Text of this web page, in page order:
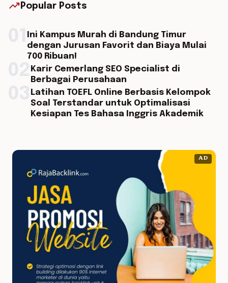
trending_up Popular Posts
Ini Kampus Murah di Bandung Timur
dengan Jurusan Favorit dan Biaya Mulai
700 Ribuan!
Karir Cemerlang SEO Specialist di
Berbagai Perusahaan
Latihan TOEFL Online Berbasis Kelompok
Soal Terstandar untuk Optimalisasi
Kesiapan Tes Bahasa Inggris Akademik
AD